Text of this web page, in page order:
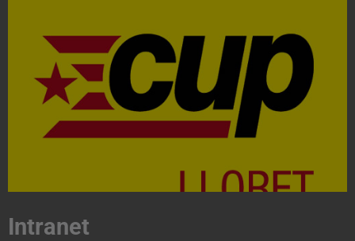
Contacta'ns i treballa per fer realitat el projecte de
l'esquerra independentista i anticapitalista
CONTACTA
Intranet